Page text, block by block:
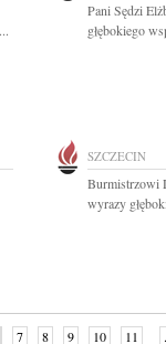
Pani Sędzi
głębokiego
SZCZECIN
Burmistrzowi
wyrazy
7 8 9 10 11